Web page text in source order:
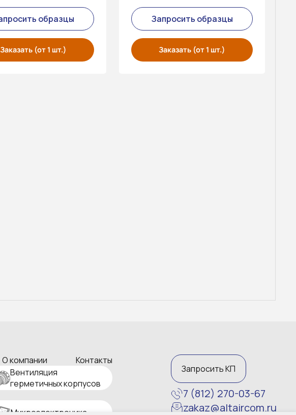
образцы
Заказать (от 1 шт.)
Запросить образцы
Заказать (от 1 шт.)
О компании
Контакты
Вентиляция
герметичных корпусов
Микроэлектроника
Запросить КП
7 (812) 270-03-67
zakaz@altaircom.ru